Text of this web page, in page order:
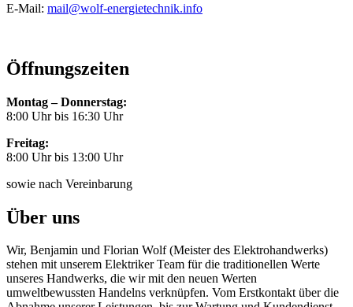
E-Mail: mail@wolf-energietechnik.info
Öffnungszeiten
Montag – Donnerstag:
8:00 Uhr bis 16:30 Uhr
Freitag:
8:00 Uhr bis 13:00 Uhr
sowie nach Vereinbarung
Über uns
Wir, Benjamin und Florian Wolf (Meister des Elektrohandwerks)
stehen mit unserem Elektriker Team für die traditionellen Werte
unseres Handwerks, die wir mit den neuen Werten
umweltbewussten Handelns verknüpfen. Vom Erstkontakt über die